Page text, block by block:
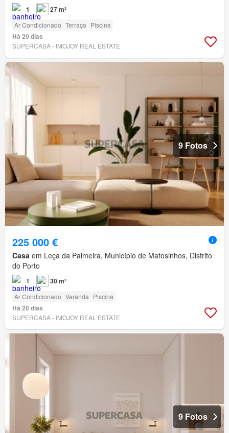
1 27 m²
Ar Condicionado Terraço Piscina
Há 20 dias
SUPERCASA - IMOJOY REAL ESTATE
9 Fotos
225 000 €
Casa em Leça da Palmeira, Município de Matosinhos, Distrito
do Porto
1 30 m²
Ar Condicionado Varanda Piscina
Há 20 dias
SUPERCASA - IMOJOY REAL ESTATE
9 Fotos